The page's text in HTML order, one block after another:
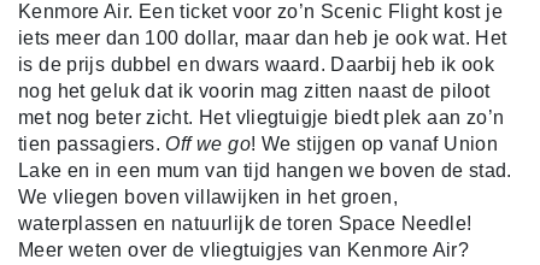
Kenmore Air. Een ticket voor zo’n Scenic Flight kost je
iets meer dan 100 dollar, maar dan heb je ook wat. Het
is de prijs dubbel en dwars waard. Daarbij heb ik ook
nog het geluk dat ik voorin mag zitten naast de piloot
met nog beter zicht. Het vliegtuigje biedt plek aan zo’n
tien passagiers. Off we go! We stijgen op vanaf Union
Lake en in een mum van tijd hangen we boven de stad.
We vliegen boven villawijken in het groen,
waterplassen en natuurlijk de toren Space Needle!
Meer weten over de vliegtuigjes van Kenmore Air?